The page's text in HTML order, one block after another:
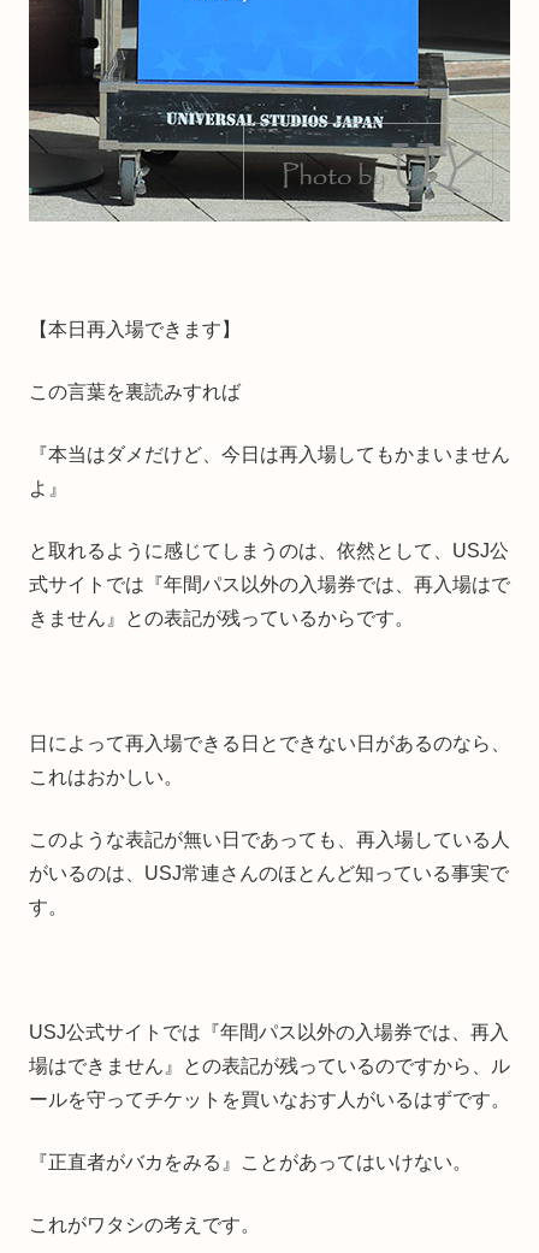
【本日再入場できます】
この言葉を裏読みすれば
『本当はダメだけど、今日は再入場してもかまいません
よ』
と取れるように感じてしまうのは、依然として、USJ公
式サイトでは『年間パス以外の入場券では、再入場はで
きません』との表記が残っているからです。
日によって再入場できる日とできない日があるのなら、
これはおかしい。
このような表記が無い日であっても、再入場している人
がいるのは、USJ常連さんのほとんど知っている事実で
す。
USJ公式サイトでは『年間パス以外の入場券では、再入
場はできません』との表記が残っているのですから、ル
ールを守ってチケットを買いなおす人がいるはずです。
『正直者がバカをみる』ことがあってはいけない。
これがワタシの考えです。